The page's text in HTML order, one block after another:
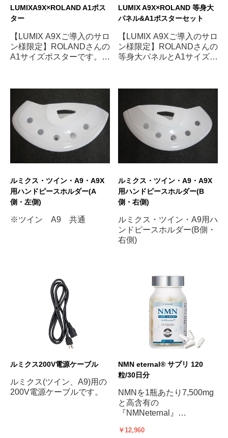
LUMIXA9X×ROLAND A1ポス
ター
【LUMIX A9Xご導入のサロ
ン様限定】ROLANDさんの
A1サイズポスターです。販
LUMIX A9X×ROLAND 等身大
パネル&A1ポスターセット
【LUMIX A9Xご導入のサロ
ン様限定】ROLANDさんの
等身大パネルとA1サイズポ
ルミクス・ツイン・A9・A9X
用ハンドピースホルダー(A
側・左側)
※ツイン A9 共通
ルミクス・ツイン・A9・A9X
用ハンドピースホルダー(B
側・右側)
ルミクス・ツイン・A9用ハ
ンドピースホルダー(B側・
右側)
ルミクス200V電源ケーブル
ルミクス(ツイン、A9)用の
200V電源ケーブルです。
NMN eternal® サプリ 120
粒/30日分
NMNを1瓶あたり7,500mg
と高含有の
『NMNeternal』
身体の中から若々しく、エ
￥12,960